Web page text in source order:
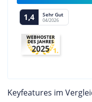
1,4 Sehr Gut
04/2026
2025
Keyfeatures im